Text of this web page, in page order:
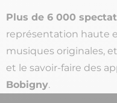
Plus de 6 000
représentation haute
musiques originales,
et le savoir-faire des
Bobigny.